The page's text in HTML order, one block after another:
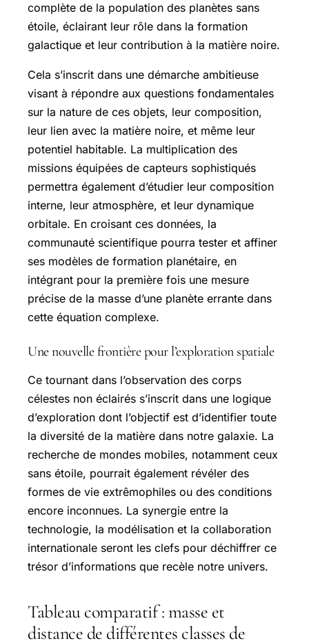
complète de la population des planètes sans
étoile, éclairant leur rôle dans la formation
galactique et leur contribution à la matière noire.
Cela s’inscrit dans une démarche ambitieuse
visant à répondre aux questions fondamentales
sur la nature de ces objets, leur composition,
leur lien avec la matière noire, et même leur
potentiel habitable. La multiplication des
missions équipées de capteurs sophistiqués
permettra également d’étudier leur composition
interne, leur atmosphère, et leur dynamique
orbitale. En croisant ces données, la
communauté scientifique pourra tester et affiner
ses modèles de formation planétaire, en
intégrant pour la première fois une mesure
précise de la masse d’une planète errante dans
cette équation complexe.
Une nouvelle frontière pour l’exploration spatiale
Ce tournant dans l’observation des corps
célestes non éclairés s’inscrit dans une logique
d’exploration dont l’objectif est d’identifier toute
la diversité de la matière dans notre galaxie. La
recherche de mondes mobiles, notamment ceux
sans étoile, pourrait également révéler des
formes de vie extrêmophiles ou des conditions
encore inconnues. La synergie entre la
technologie, la modélisation et la collaboration
internationale seront les clefs pour déchiffrer ce
trésor d’informations que recèle notre univers.
Tableau comparatif : masse et
distance de différentes classes de